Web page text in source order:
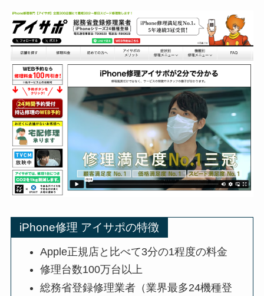
iPhone修理 アイサポの特徴
Apple正規店と比べて3分の1程度の料金
修理台数100万台以上
総務省登録修理業者（業界最多24機種登